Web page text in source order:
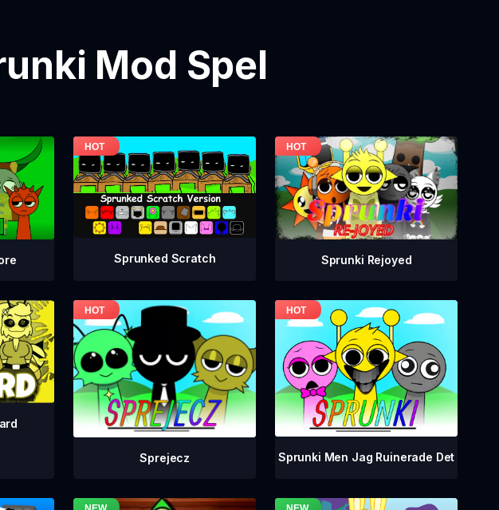
Mod Spel
Sprunked Scratch Sprunki Rejoyed
Sprejecz Sprunki Men Jag Ruinerade Det